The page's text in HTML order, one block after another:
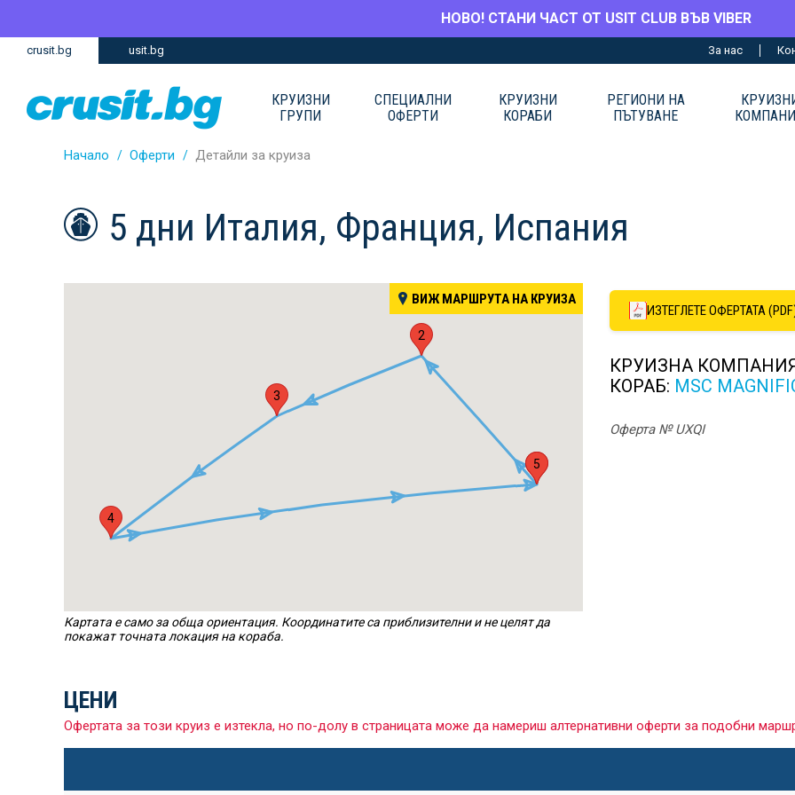
НОВО! СТАНИ ЧАСТ ОТ USIT CLUB ВЪВ VIBER
Премини
съдържание
Премини
crusit.bg usit.bg За нас
КРУИЗНИ
ГРУПИ
СПЕЦИАЛНИ
ОФЕРТИ
КРУИЗНИ
КОРАБИ
РЕГИОНИ НА
ПЪТУВАНЕ
Начало Оферти Детайли за круиза
5 дни Италия, Франция, Испания
1
2
3
4
5
ВИЖ МАРШРУТА НА КРУИЗА
Картата е само за обща ориентация. Координатите са приблизителни и не целят да
покажат точната локация на кораба.
ИЗТЕГЛЕТЕ ОФЕРТАТА
КРУИЗНА
КОРАБ: MSC
Оферта № UXQI
ЦЕНИ
Офертата за този круиз е изтекла, но по-долу в страницата може да намериш алтернативни оферти за подобни